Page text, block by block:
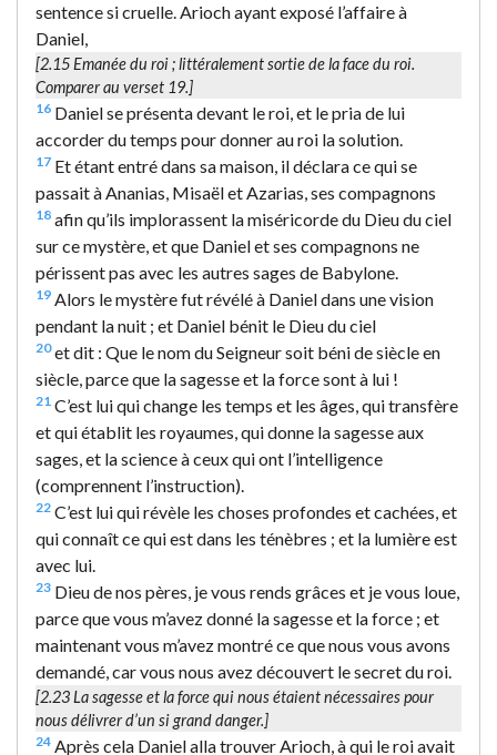
sentence si cruelle. Arioch ayant exposé l’affaire à
Daniel,
[2.15Emanée du roi; littéralementsortie de la face du roi.
Comparer au verset 19.]
16 Daniel se présenta devant le roi, et le pria de lui
accorder du temps pour donner au roi la solution.
17 Et étant entré dans sa maison, il déclara ce qui se
passait à Ananias, Misaël et Azarias, ses compagnons
18 afin qu’ils implorassent la miséricorde du Dieu du ciel
sur ce mystère, et que Daniel et ses compagnons ne
périssent pas avec les autres sages de Babylone.
19 Alors le mystère fut révélé à Daniel dans une vision
pendant la nuit ; et Daniel bénit le Dieu du ciel
20et dit : Que le nom du Seigneur soit béni de siècle en
siècle, parce que la sagesse et la force sont à lui !
21 C’est lui qui change les temps et les âges, qui transfère
et qui établit les royaumes, qui donne la sagesse aux
sages, et la science à ceux qui ont l’intelligence
(comprennent l’instruction).
22 C’est lui qui révèle les choses profondes et cachées, et
qui connaît ce qui est dans les ténèbres ; et la lumière est
avec lui.
23 Dieu de nos pères, je vous rends grâces et je vous loue,
parce que vous m’avez donné la sagesse et la force ; et
maintenant vous m’avez montré ce que nous vous avons
demandé, car vous nous avez découvert le secret du roi.
[2.23La sagesse et la forcequi nous étaient nécessaires pour
nous délivrer d’un si grand danger.]
24 Après cela Daniel alla trouver Arioch, à qui le roi avait